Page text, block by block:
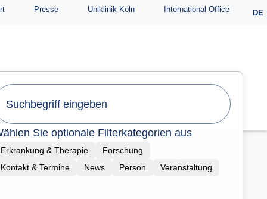
Presse Uniklinik Köln International Office DE